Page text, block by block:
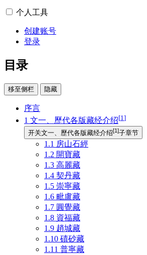
个人工具
创建账号
登录
目录
移至侧栏 隐藏
序言
1 文一、歷代各版藏经介绍[1 ]
开关文一、歷代各版藏经介绍[1]子章节
1.1 房山石經
1.2 開寶藏
1.3 高麗藏
1.4 契丹藏
1.5 崇寧藏
1.6 毗盧藏
1.7 圓覺藏
1.8 資福藏
1.9 趙城藏
1.10 磧砂藏
1.11 普寧藏